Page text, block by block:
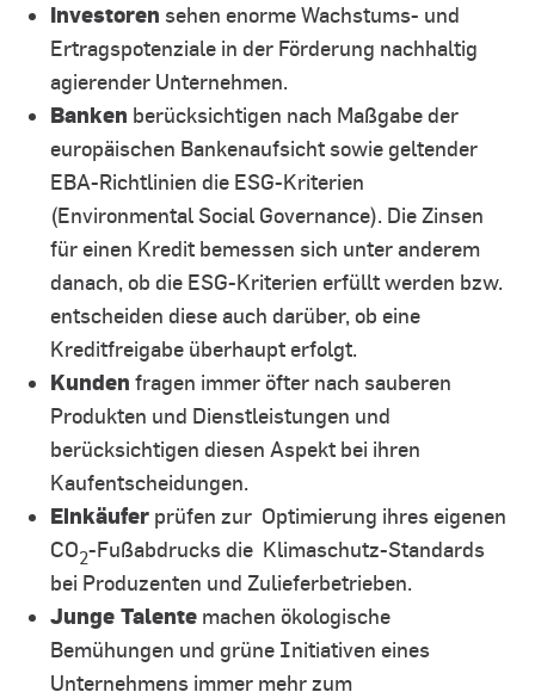
Investoren sehen enorme Wachstums- und
Ertragspotenziale in der Förderung nachhaltig
agierender Unternehmen.
Banken berücksichtigen nach Maßgabe der
europäischen Bankenaufsicht sowie geltender
EBA-Richtlinien die ESG-Kriterien
(Environmental Social Governance). Die Zinsen
für einen Kredit bemessen sich unter anderem
danach, ob die ESG-Kriterien erfüllt werden bzw.
entscheiden diese auch darüber, ob eine
Kreditfreigabe überhaupt erfolgt.
Kunden fragen immer öfter nach sauberen
Produkten und Dienstleistungen und
berücksichtigen diesen Aspekt bei ihren
Kaufentscheidungen.
Einkäufer prüfen zur Optimierung ihres eigenen
CO2-Fußabdrucks die Klimaschutz-Standards
bei Produzenten und Zulieferbetrieben.
Junge Talente machen ökologische
Bemühungen und grüne Initiativen eines
Unternehmens immer mehr zum